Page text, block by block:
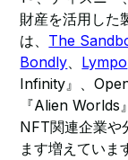
財産を活用した
は、 The
Bondly、 Lympo
Infinity』、
『Alien
NFT関連企業や
ます増えていま